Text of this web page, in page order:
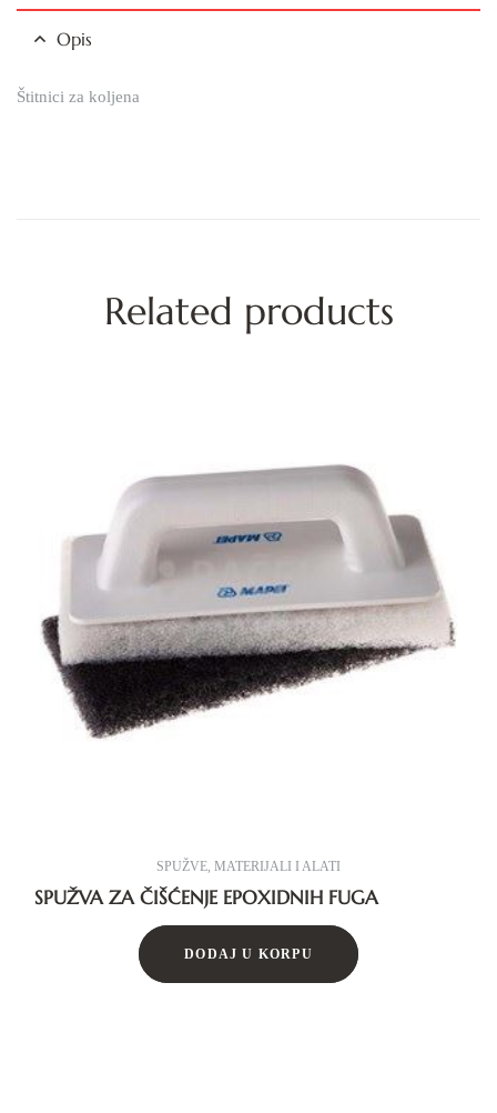
Opis
Štitnici za koljena
Related products
SPUŽVE MATERIJALI I ALATI
SPUŽVA ZA ČIŠĆENJE EPOXIDNIH FUGA
DODAJ U KORPU